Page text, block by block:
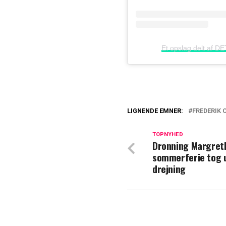
Et opslag delt af
Royalt besøg
dronning Mary
LIGNENDE EMNER: FREDERIK
TOPNYHED
Dronning
sommerferie tog
drejning